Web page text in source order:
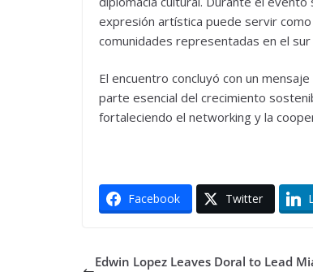
expresión artística puede servir
comunidades representadas en el sur
El encuentro concluyó con un
parte esencial del crecimiento
fortaleciendo el networking y la
Facebook Twitter
Edwin Lopez Leaves Doral to Lead